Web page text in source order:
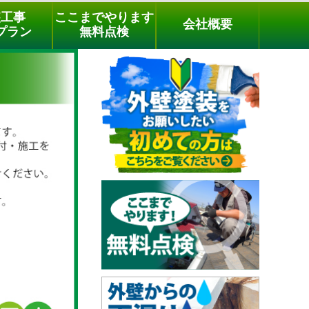
電話でのご相談 [9時～18時まで受付中]
phone03-3779-1505
事
ラン
ここまでやります
無料点検
会社概要